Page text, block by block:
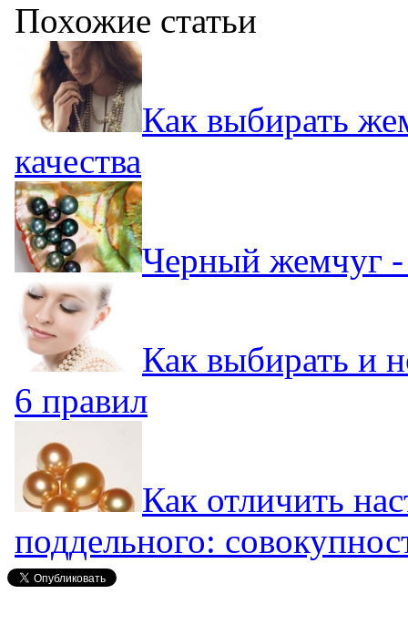
Похожие статьи
Как выбирать
качества
Черный жемчуг -
Как выбирать и
6 правил
Как отличить
поддельного: